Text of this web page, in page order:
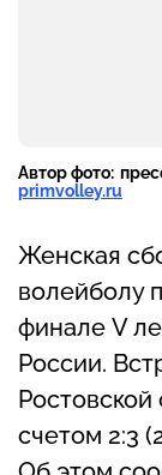
Автор фото:
primvolley.ru
Женская
волейболу
финале V
России.
счетом 2:3